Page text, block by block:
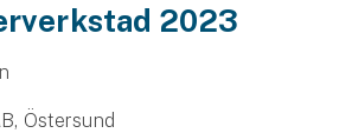
2023
Östersund